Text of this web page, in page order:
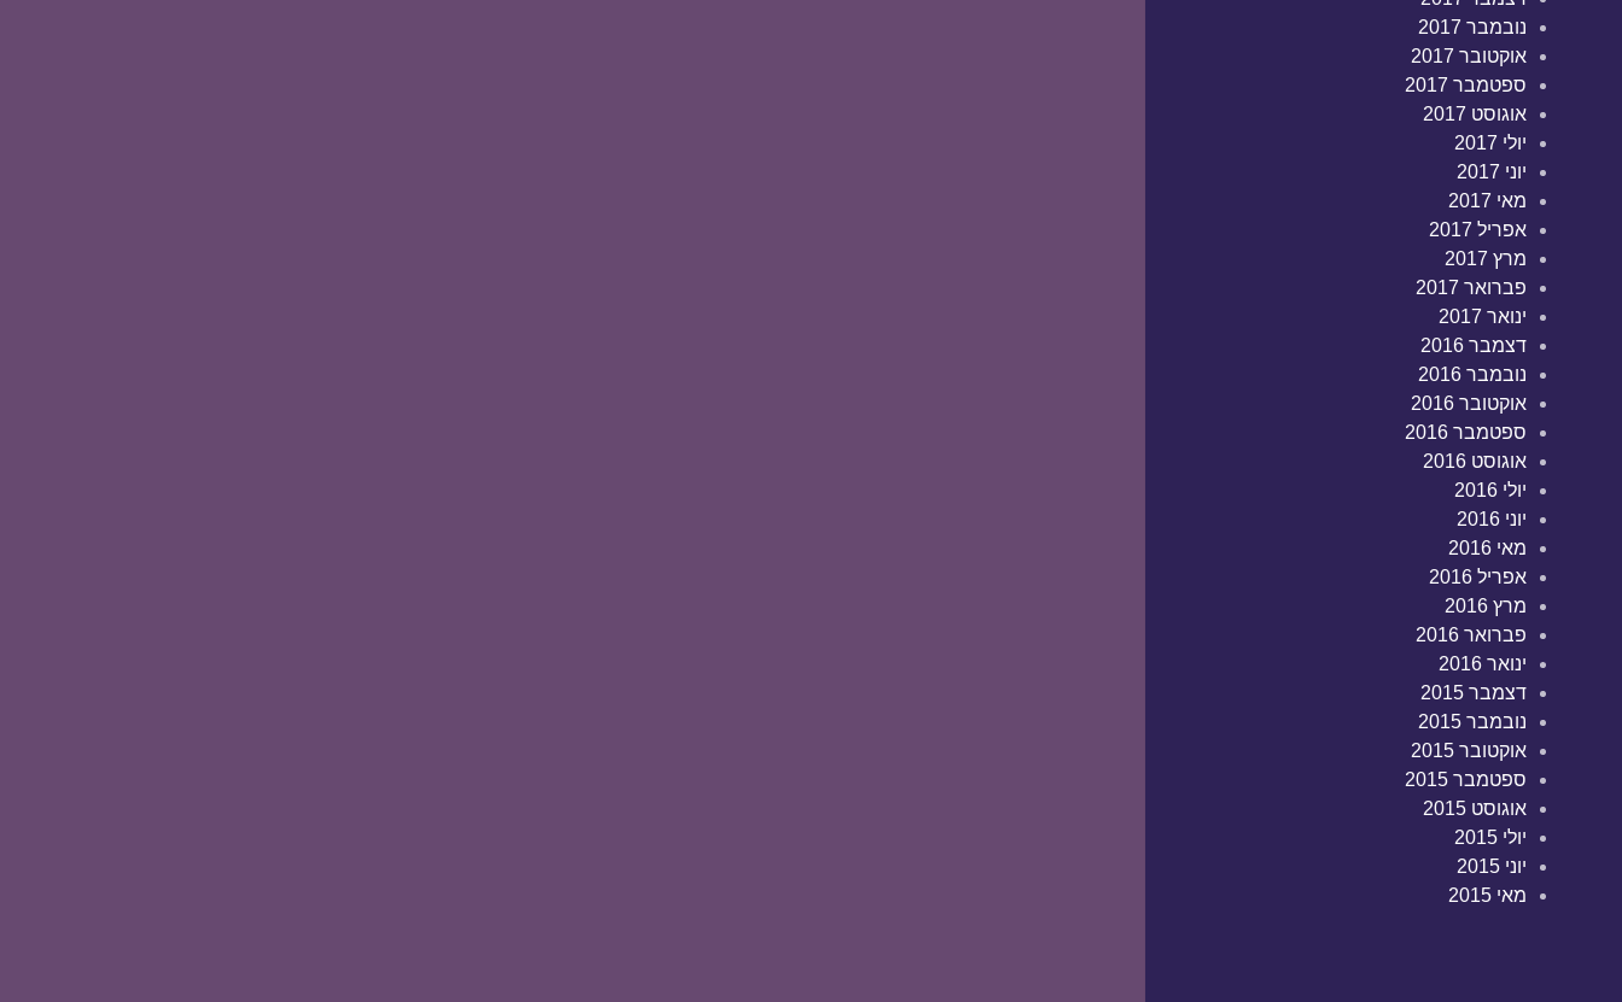
נובמבר 2017
אוקטובר 2017
ספטמבר 2017
אוגוסט 2017
יולי 2017
יוני 2017
מאי 2017
אפריל 2017
מרץ 2017
פברואר 2017
ינואר 2017
דצמבר 2016
נובמבר 2016
אוקטובר 2016
ספטמבר 2016
אוגוסט 2016
יולי 2016
יוני 2016
מאי 2016
אפריל 2016
מרץ 2016
פברואר 2016
ינואר 2016
דצמבר 2015
נובמבר 2015
אוקטובר 2015
ספטמבר 2015
אוגוסט 2015
יולי 2015
יוני 2015
מאי 2015